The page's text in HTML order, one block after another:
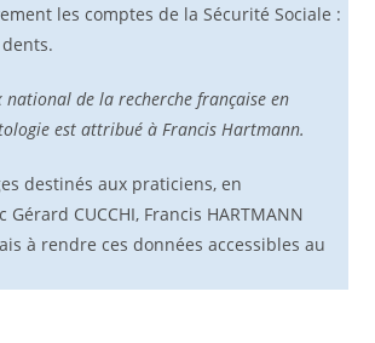
les comptes de la Sécurité Sociale :
national de la recherche française en
est attribué à Francis Hartmann.
destinés aux praticiens, en
CUCCHI, Francis HARTMANN
à rendre ces données accessibles au